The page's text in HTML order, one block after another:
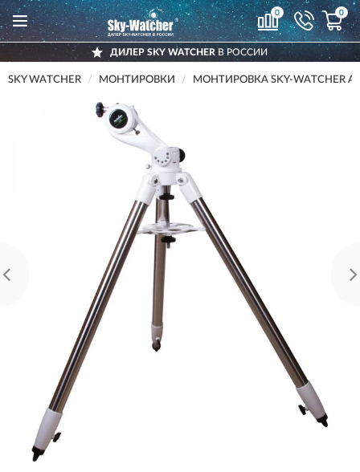
0 0
ДИЛЕР SKY WATCHER В РОССИИ
SKY WATCHER МОНТИРОВКИ МОНТИРОВКА SKY-WATCHER